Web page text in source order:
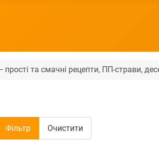
прості та смачні рецепти, ПП-страви,
Фільтр Очистити